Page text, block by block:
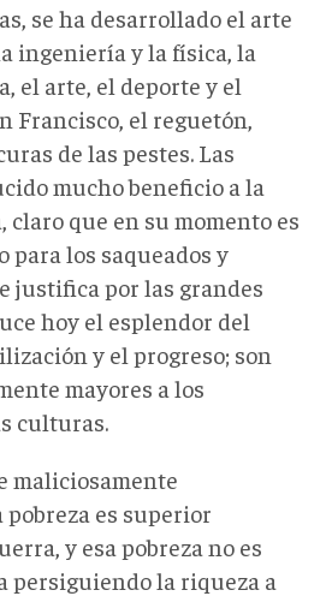
se ha desarrollado el arte
ingeniería y la física, la
el arte, el deporte y el
Francisco, el reguetón,
de las pestes. Las
mucho beneficio a la
que en su momento es
los saqueados y
justifica por las grandes
hoy el esplendor del
y el progreso; son
mayores a los
culturas.
maliciosamente
es superior
y esa pobreza no es
persiguiendo la riqueza a